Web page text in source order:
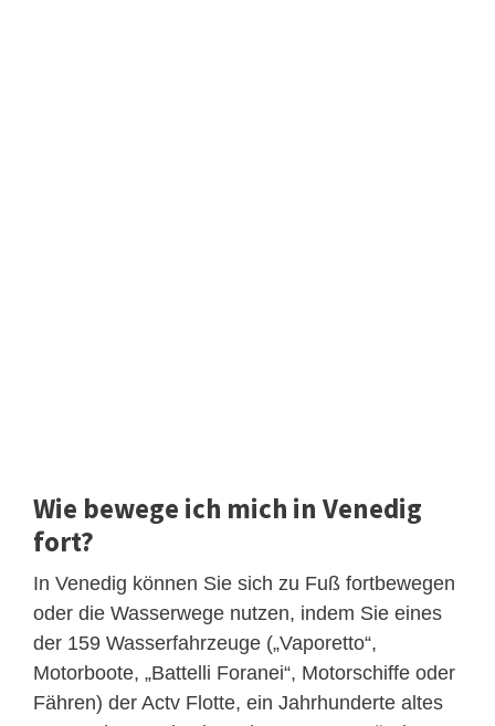
Wie bewege ich mich in Venedig
fort?
In Venedig können Sie sich zu Fuß fortbewegen
oder die Wasserwege nutzen, indem Sie eines
der 159 Wasserfahrzeuge („Vaporetto“,
Motorboote, „Battelli Foranei“, Motorschiffe oder
Fähren) der Actv Flotte, ein Jahrhunderte altes